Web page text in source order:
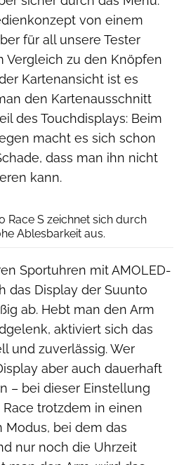
von einem
für all unsere Tester
Vergleich zu den Knöpfen
Kartenansicht ist es
den Kartenausschnitt
des Touchdisplays: Beim
macht es sich schon
dass man ihn nicht
kann.
Race S zeichnet sich durch
Ablesbarkeit aus.
Sportuhren mit AMOLED-
das Display der Suunto
ab. Hebt man den Arm
aktiviert sich das
und zuverlässig. Wer
aber auch dauerhaft
– bei dieser Einstellung
trotzdem in einen
Modus, bei dem das
nur noch die Uhrzeit